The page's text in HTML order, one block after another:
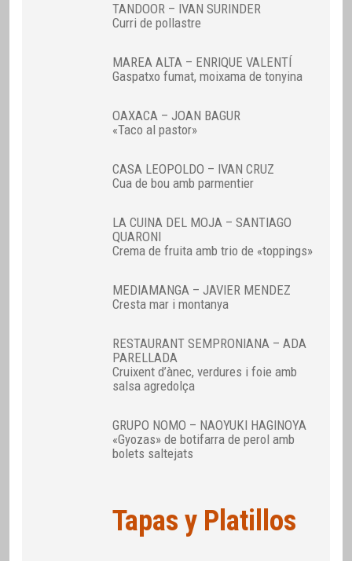
TANDOOR – IVAN SURINDER
Curri de pollastre
MAREA ALTA – ENRIQUE VALENTÍ
Gaspatxo fumat, moixama de tonyina
OAXACA – JOAN BAGUR
«Taco al pastor»
CASA LEOPOLDO – IVAN CRUZ
Cua de bou amb parmentier
LA CUINA DEL MOJA – SANTIAGO
QUARONI
Crema de fruita amb trio de «toppings»
MEDIAMANGA – JAVIER MENDEZ
Cresta mar i montanya
RESTAURANT SEMPRONIANA – ADA
PARELLADA
Cruixent d’ànec, verdures i foie amb
salsa agredolça
GRUPO NOMO – NAOYUKI HAGINOYA
«Gyozas» de botifarra de perol amb
bolets saltejats
Tapas y Platillos